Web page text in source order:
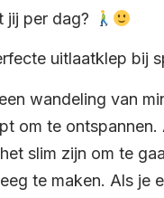
jij per dag?
uitlaatklep bij
wandeling van
om te
slim zijn om te
te maken. Als je